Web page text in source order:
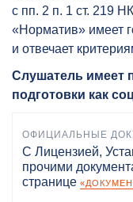
с пп. 2 п. 1 ст. 219
«Норматив» имеет
и отвечает
Слушатель имеет
подготовки как
ОФИЦИАЛЬНЫЕ
С Лицензией,
прочими
странице